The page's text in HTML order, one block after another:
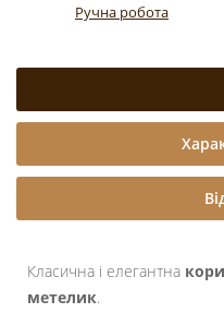
Ручна робота
Класична і елегантна
метелик.